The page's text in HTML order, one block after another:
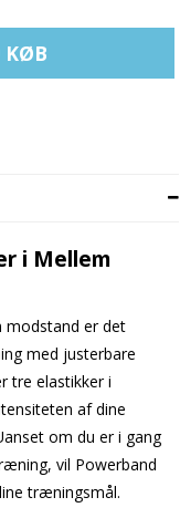
KØB
i Mellem
modstand er det
med justerbare
tre elastikker i
af dine
om du er i gang
vil Powerband
træningsmål.